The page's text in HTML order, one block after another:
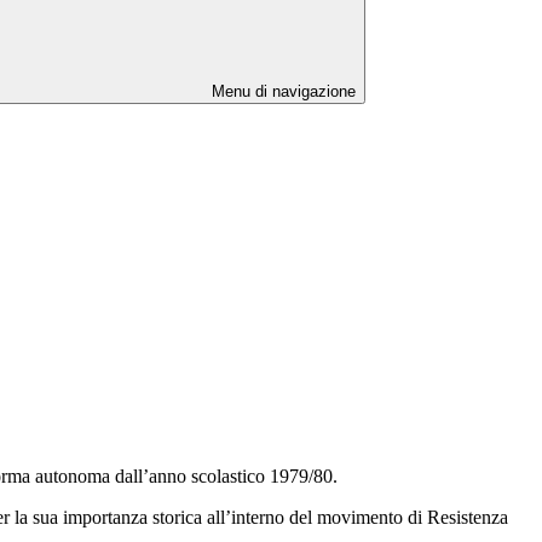
Menu di navigazione
autonoma dall’anno scolastico 1979/80.
sua importanza storica all’interno del movimento di Resistenza